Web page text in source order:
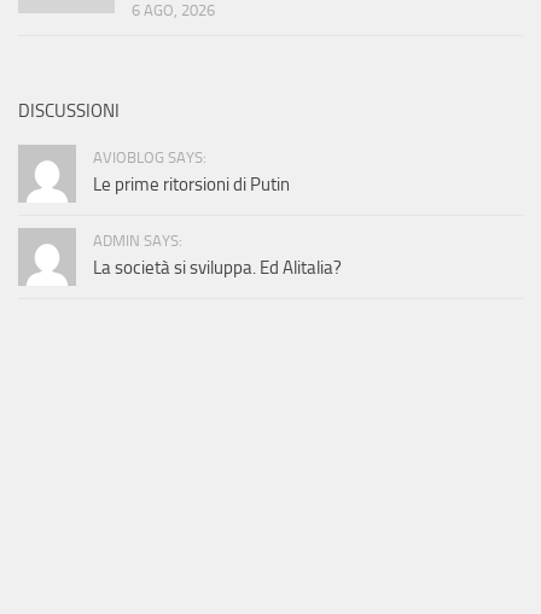
6 AGO, 2026
DISCUSSIONI
AVIOBLOG SAYS:
Le prime ritorsioni di Putin
ADMIN SAYS:
La società si sviluppa. Ed Alitalia?